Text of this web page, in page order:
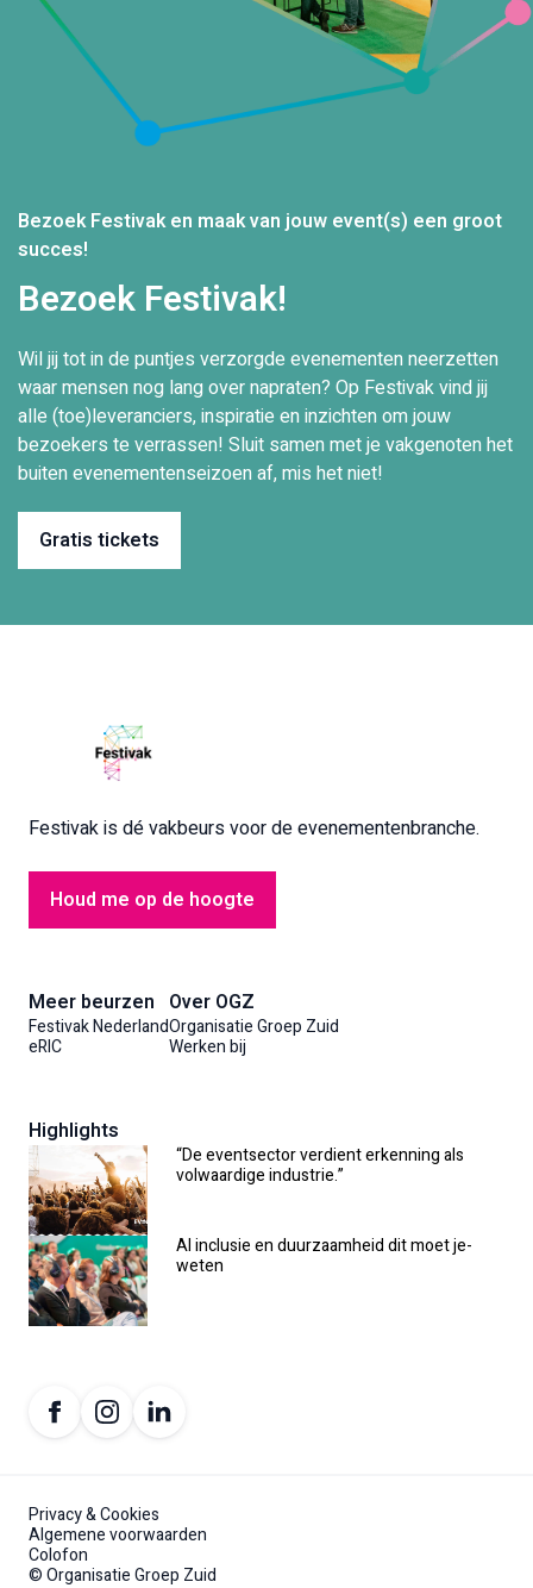
Bezoek Festivak en maak van jouw event(s) een groot
succes!
Bezoek Festivak!
Wil jij tot in de puntjes verzorgde evenementen neerzetten
waar mensen nog lang over napraten? Op Festivak vind jij
alle (toe)leveranciers, inspiratie en inzichten om jouw
bezoekers te verrassen! Sluit samen met je vakgenoten het
buiten evenementenseizoen af, mis het niet!
Gratis tickets
Festivak is dé vakbeurs voor de evenementenbranche.
Houd me op de hoogte
Meer beurzen
Festivak Nederland
eRIC
Over OGZ
Organisatie Groep Zuid
Werken bij
Highlights
“De eventsector verdient erkenning als
volwaardige industrie.”
AI inclusie en duurzaamheid dit moet je-
weten
Privacy & Cookies
Algemene voorwaarden
Colofon
© Organisatie Groep Zuid